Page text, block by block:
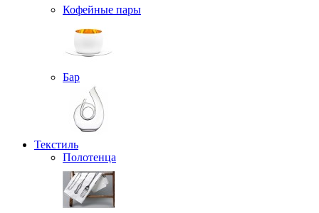
Кофейные пары
Бар
Текстиль
Полотенца